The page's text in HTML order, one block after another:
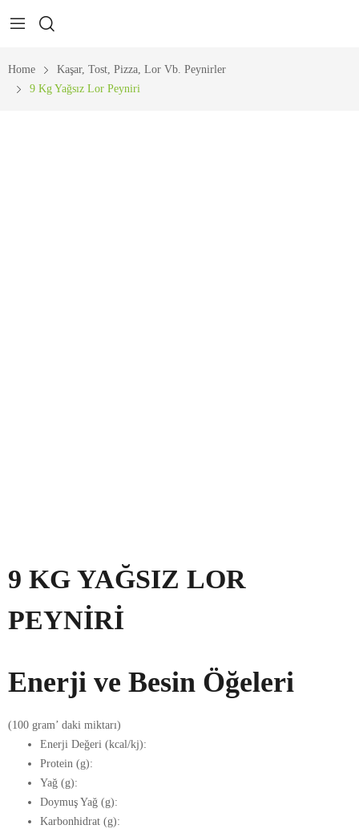
Home
Kaşar, Tost, Pizza, Lor Vb. Peynirler
9 Kg Yağsız Lor Peyniri
9 KG YAĞSIZ LOR
PEYNIRI
Enerji ve Besin Öğeleri
(100 gram’ daki miktarı)
Enerji Değeri (kcal/kj):
Protein (g):
Yağ (g):
Doymuş Yağ (g):
Karbonhidrat (g):